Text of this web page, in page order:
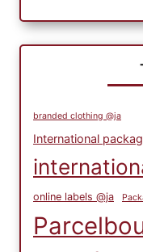
branded clothing @ja
International
online labels @ja